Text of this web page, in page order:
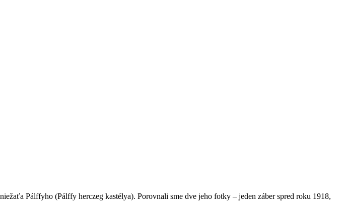
Pálffyho (Pálffy herczeg kastélya). Porovnali sme dve jeho fotky – jeden záber spred roku 1918,